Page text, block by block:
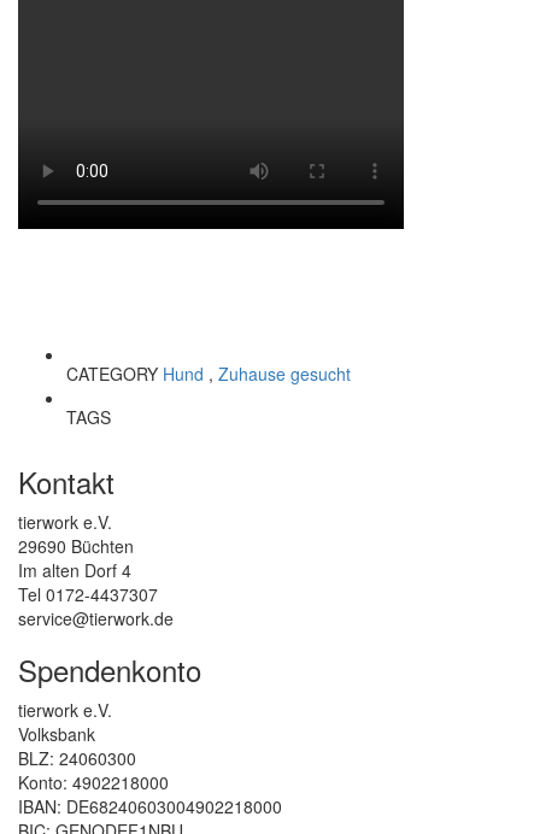
CATEGORY Hund , Zuhause gesucht
TAGS
Kontakt
tierwork e.V.
29690 Büchten
Im alten Dorf 4
Tel 0172-4437307
service@tierwork.de
Spendenkonto
tierwork e.V.
Volksbank
BLZ: 24060300
Konto: 4902218000
IBAN: DE68240603004902218000